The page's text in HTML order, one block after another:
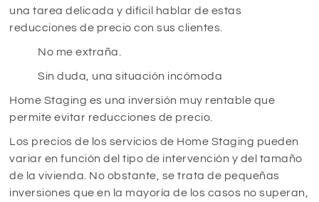
una tarea delicada y difícil hablar de estas
reducciones de precio con sus clientes.
No me extraña.
Sin duda, una situación incómoda
Home Staging es una inversión muy rentable que
permite evitar reducciones de precio.
Los precios de los servicios de Home Staging pueden
variar en función del tipo de intervención y del tamaño
de la vivienda. No obstante, se trata de pequeñas
inversiones que en la mayoría de los casos no superan,